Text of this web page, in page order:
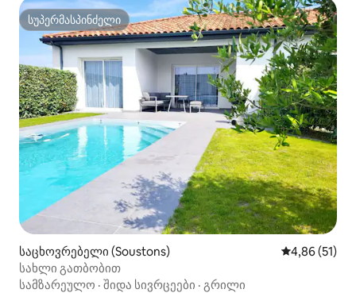
სუპერმასპინძელი
სუპერმასპინძელი
საცხოვრებელი (Soustons) საშუალო
4,86 (51)
სახლი გათბობით
სამზარეულო · შიდა სივრცეები · გრილი